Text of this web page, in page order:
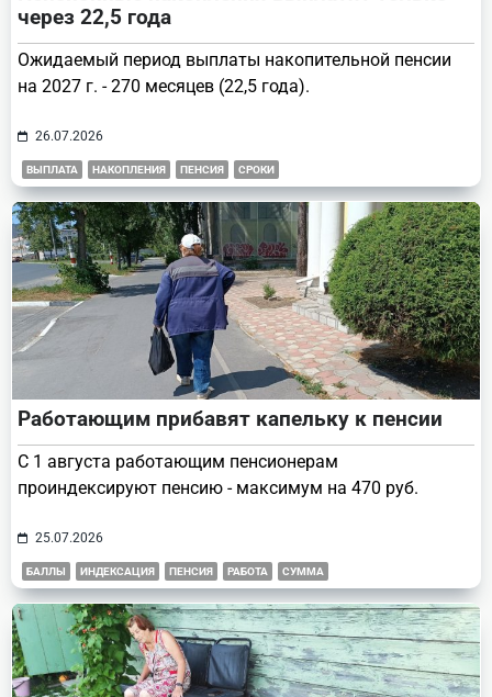
через 22,5 года
Ожидаемый период выплаты накопительной пенсии
на 2027 г. - 270 месяцев (22,5 года).
26.07.2026
ВЫПЛАТА НАКОПЛЕНИЯ ПЕНСИЯ СРОКИ
Работающим прибавят капельку к пенсии
С 1 августа работающим пенсионерам
проиндексируют пенсию - максимум на 470 руб.
25.07.2026
БАЛЛЫ ИНДЕКСАЦИЯ ПЕНСИЯ РАБОТА СУММА